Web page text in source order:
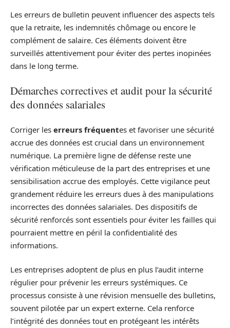
Les erreurs de bulletin peuvent influencer des aspects tels
que la retraite, les indemnités chômage ou encore le
complément de salaire. Ces éléments doivent être
surveillés attentivement pour éviter des pertes inopinées
dans le long terme.
Démarches correctives et audit pour la sécurité
des données salariales
Corriger les erreurs fréquentes et favoriser une sécurité
accrue des données est crucial dans un environnement
numérique. La première ligne de défense reste une
vérification méticuleuse de la part des entreprises et une
sensibilisation accrue des employés. Cette vigilance peut
grandement réduire les erreurs dues à des manipulations
incorrectes des données salariales. Des dispositifs de
sécurité renforcés sont essentiels pour éviter les failles qui
pourraient mettre en péril la confidentialité des
informations.
Les entreprises adoptent de plus en plus l’audit interne
régulier pour prévenir les erreurs systémiques. Ce
processus consiste à une révision mensuelle des bulletins,
souvent pilotée par un expert externe. Cela renforce
l’intégrité des données tout en protégeant les intérêts